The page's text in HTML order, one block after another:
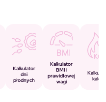
Kalkulator
dni
płodnych
Kalkulator
BMI i
prawidłowej
wagi
kalorii